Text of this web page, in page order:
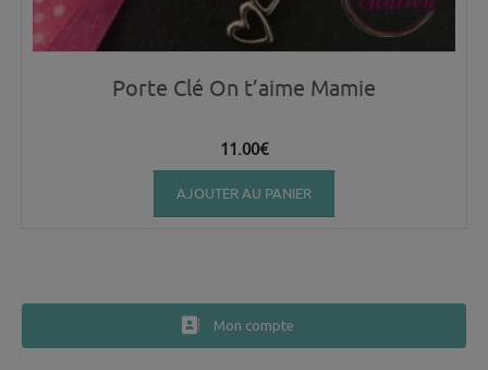
Porte Clé On t’aime Mamie
11.00€
AJOUTER AU PANIER
Mon compte